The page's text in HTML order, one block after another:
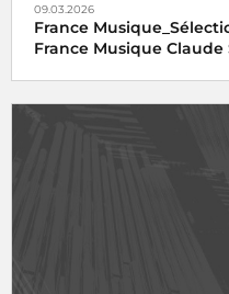
09.03.2026
France
France Musique Claude